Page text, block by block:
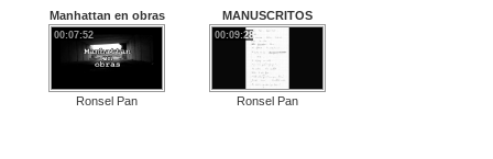
Manhattan en obras
00:07:52
Ronsel Pan
MANUSCRITOS
00:09:28
Ronsel Pan